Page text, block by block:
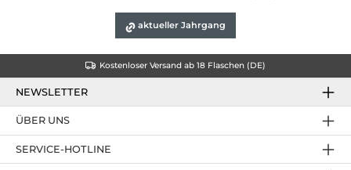
aktueller Jahrgang
Kostenloser Versand ab 18 Flaschen (DE)
NEWSLETTER
SERVICE-HOTLINE
ÜBER UNS